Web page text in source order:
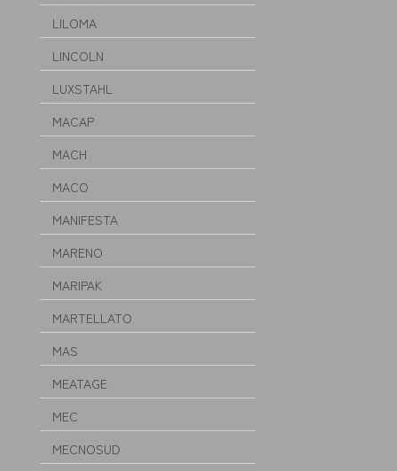
LILOMA
LINCOLN
LUXSTAHL
MACAP
MACH
MACO
MANIFESTA
MARENO
MARIPAK
MARTELLATO
MAS
MEATAGE
MEC
MECNOSUD